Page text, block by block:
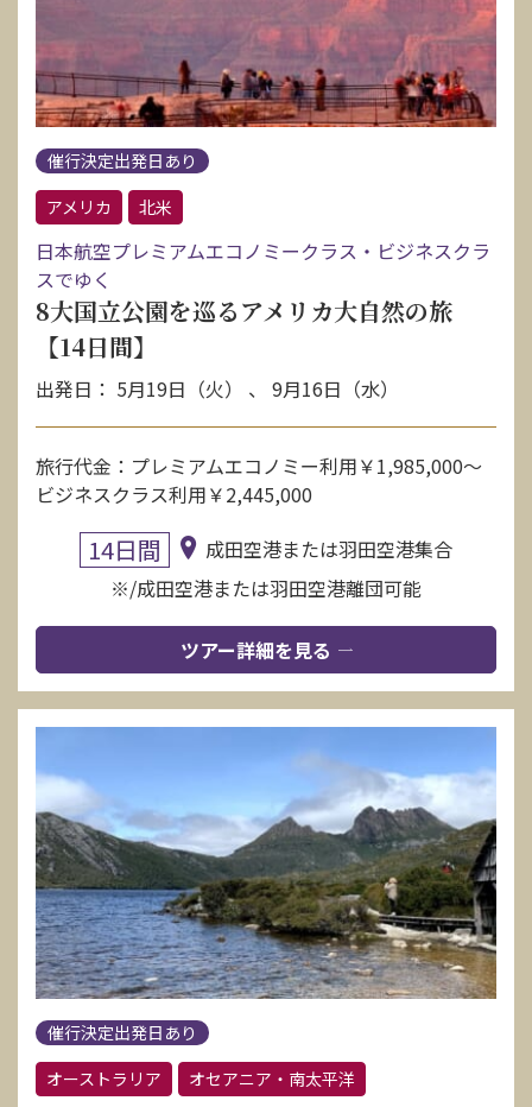
催行決定出発日あり
アメリカ
北米
日本航空プレミアムエコノミークラス・ビジネスクラ
スでゆく
8大国立公園を巡るアメリカ大自然の旅
【14日間】
出発日： 5月19日（火） 、 9月16日（水）
旅行代金：プレミアムエコノミー利用￥1,985,000〜
ビジネスクラス利用￥2,445,000
14日間
成田空港または羽田空港集合
※/成田空港または羽田空港離団可能
ツアー詳細を見る
催行決定出発日あり
オーストラリア
オセアニア・南太平洋